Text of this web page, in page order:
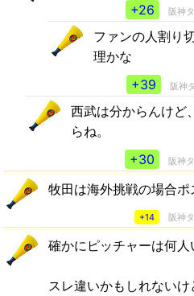
+26
阪神タ
ファンの人割り
理かな
+39
阪神
西武は分からんけど
らね。
+30
阪神タ
牧田は海外挑戦の場合ポ
+14 阪神タ
確かにピッチャーは何人
スレ違いかもしれない